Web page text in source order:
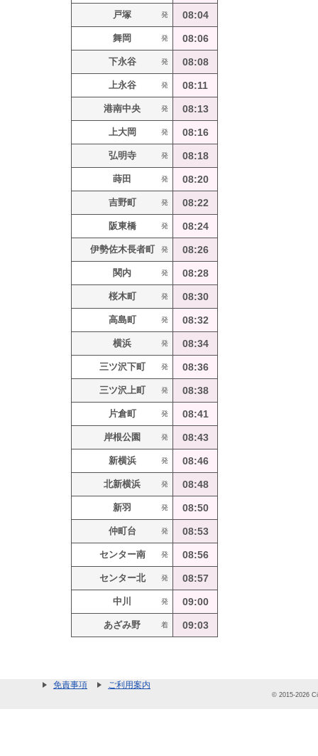
戸塚 発 08:04
舞岡 発 08:06
下永谷 発 08:08
上永谷 発 08:11
港南中央 発 08:13
上大岡 発 08:16
弘明寺 発 08:18
蒔田 発 08:20
吉野町 発 08:22
阪東橋 発 08:24
伊勢佐木長者町 発 08:26
関内 発 08:28
桜木町 発 08:30
高島町 発 08:32
横浜 発 08:34
三ツ沢下町 発 08:36
三ツ沢上町 発 08:38
片倉町 発 08:41
岸根公園 発 08:43
新横浜 発 08:46
北新横浜 発 08:48
新羽 発 08:50
仲町台 発 08:53
センター南 発 08:56
センター北 発 08:57
中川 発 09:00
あざみ野 着 09:03
免責事項 ご利用案内
© 2015-2026